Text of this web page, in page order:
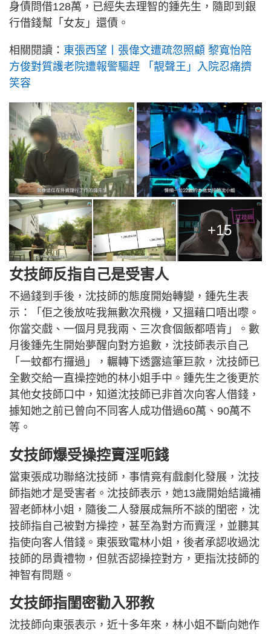
身債問借128萬，已經失去理智的鍾先生，隨即到銀
行借錢幫「女友」還債。
相關閱讀： 東張西望丨張偉文遭疏忽照顧 黎寬怡陪
方俊對質護老院遭報警驅趕 「靚聲王」入院忍痛擠
笑容
+15
女技師反指自己是受害人
不過錢到手後，沈技師的態度開始轉變，鍾先生表
示：「佢之後放咗我無數次飛機，又搵藉口唔出嚟。
你當交戲、一個月見我兩、三次食個飯都唔肯」。數
月後鍾先生開始夢醒向對方追數，沈技師表示自己
「一蚊都冇攞過」，輾轉下透露這筆巨款，沈技師已
全數交給一直操控她的林小姐手中。鍾先生之後更於
其他女技師口中，知道沈技師已非首次向客人借錢，
據知她之前已曾向不同客人成功借過60萬、90萬不
等。
女技師爆受操控賣淫呃錢
當東張成功聯絡沈技師，事情竟有戲劇化發展，沈技
師指她才是受害者。沈技師表示，她13歲開始結識補
習老師林小姐，隨後二人發展成無所不談的閨密，沈
技師指自己被對方操控，甚至為對方而賣淫，並聽其
指使向客人借錢。東張致電林小姐，後者承認收過沈
技師的昂貴禮物，但就否認操控對方，更指沈技師的
神智有問題。
女技師指閨密勸入邪教
沈技師向東張表示，近十多年來，林小姐不斷向她作